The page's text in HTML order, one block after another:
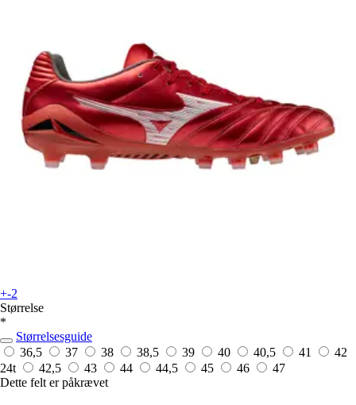
+-2
Størrelse
*
Størrelsesguide
36,5
37 38 38,5 39 40 40,5 41
42
24t
42,5 43 44 44,5 45 46
47
Dette felt er påkrævet